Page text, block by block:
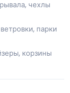
чехлы
парки
корзины